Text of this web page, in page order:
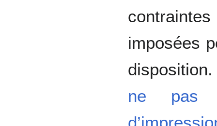
imposées
ne pas